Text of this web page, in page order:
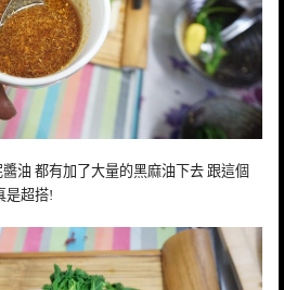
油 都有加了大量的黑麻油下去 跟這個
是超搭!